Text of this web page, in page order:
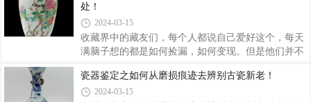
种，迄今已经有三百多年的历史，又名“软彩”与青花
瓷、颜色釉瓷和玲珑瓷并称四大名瓷。“粉彩
胎釉嘉靖时期瓷器胎体的面貌是厚重古拙与轻盈秀丽
兼有之。琢器胎体厚重，接胎痕明显。官窑小件器的
制作仍旧相当精细，胎体轻薄，胎质坚密，底足处理
亦很齐整。釉面细润肥厚，器底施釉多为“亮青釉”。
瓷器使用的青料是石子青与回青的混合料[2]。上等的
嘉靖官窑青花瓷色泽浓重艳丽，蓝中泛紫
处！
2024-03-15
收藏界中的藏友们，每个人都说自己爱好这个，每天
满脑子想的都是如何捡漏，如何变现。但是他们并不
经常会被卖家大吹特吹的编故事迷惑，买了一大堆一
眼假的东西回来还觉得都是稀世珍品。为何小编能有
瓷器鉴定之如何从磨损痕迹去辨别古瓷新老！
2024-03-15